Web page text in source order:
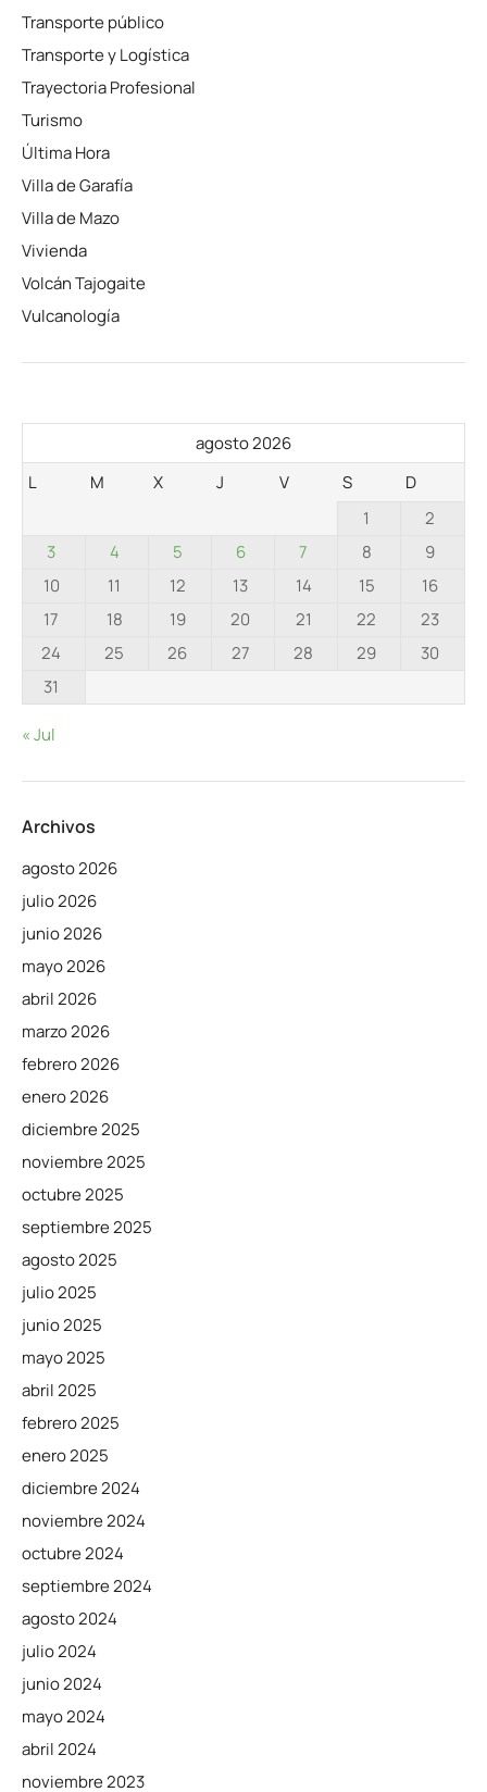
Transporte público
Transporte y Logística
Trayectoria Profesional
Turismo
Última Hora
Villa de Garafía
Villa de Mazo
Vivienda
Volcán Tajogaite
Vulcanología
agosto 2026
L
M X J V S
D
1
2
3
4 5 6 7 8
9
10
11 12 13 14 15
16
17
18 19 20 21 22
23
24
25 26 27 28 29
30
31
« Jul
Archivos
agosto 2026
julio 2026
junio 2026
mayo 2026
abril 2026
marzo 2026
febrero 2026
enero 2026
diciembre 2025
noviembre 2025
octubre 2025
septiembre 2025
agosto 2025
julio 2025
junio 2025
mayo 2025
abril 2025
febrero 2025
enero 2025
diciembre 2024
noviembre 2024
octubre 2024
septiembre 2024
agosto 2024
julio 2024
junio 2024
mayo 2024
abril 2024
noviembre 2023